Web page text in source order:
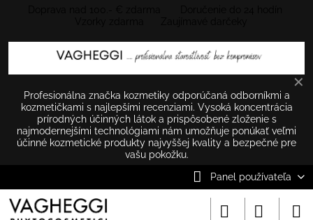
✕
Profesionálna značka kozmetiky odporúčaná odborníkmi a
kozmetičkami s najlepšími recenziami. Vysoká koncentrácia
prírodných účinných látok a prispôsobené zloženie s
najmodernejšími technológiami nám umožňuje ponúkať veľmi
účinné kozmetické produkty najvyššej kvality a bezpečné pre
vašu pokožku.
Panel používateľa